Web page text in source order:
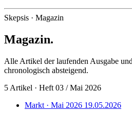
Skepsis · Magazin
Magazin.
Alle Artikel der laufenden Ausgabe
chronologisch absteigend.
5 Artikel · Heft 03 / Mai 2026
Markt · Mai 2026 19.05.2026